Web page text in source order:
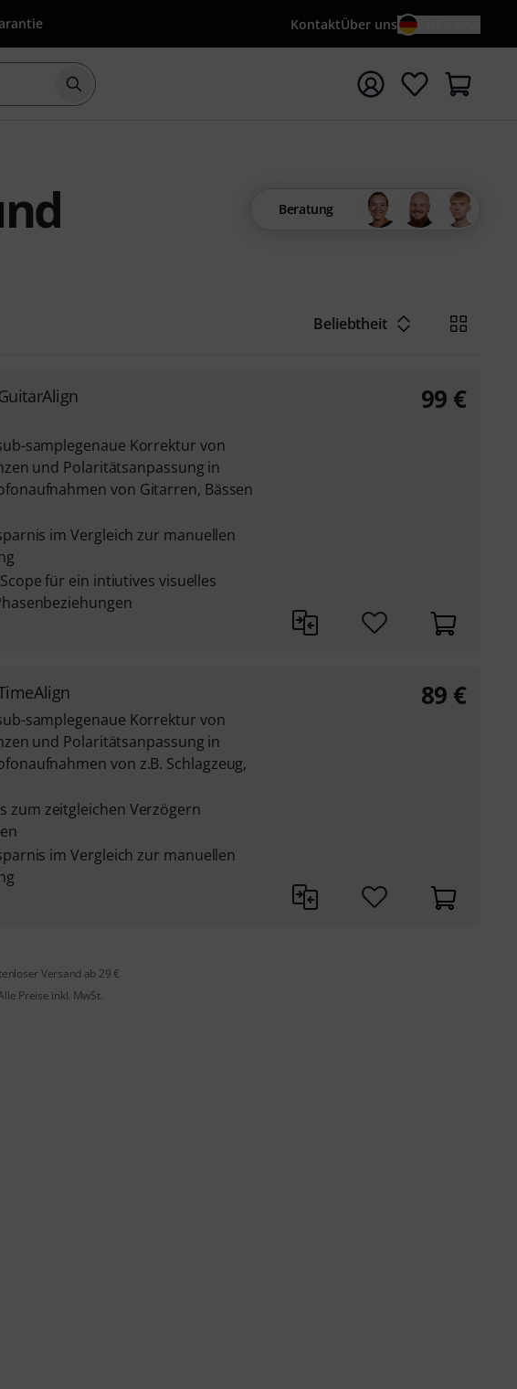
KontaktÜber uns
Suche mit Suchwort {searchTerm} starten
Beratung
Beliebtheit
samplegenaue Korrektur von
und Polaritätsanpassung in
von Gitarren, Bässen
im Vergleich zur manuellen
für ein intiutives visuelles
99 €
samplegenaue Korrektur von
und Polaritätsanpassung in
von z.B. Schlagzeug,
zum zeitgleichen Verzögern
im Vergleich zur manuellen
89 €
Versand ab 29 €
Preise inkl. MwSt.